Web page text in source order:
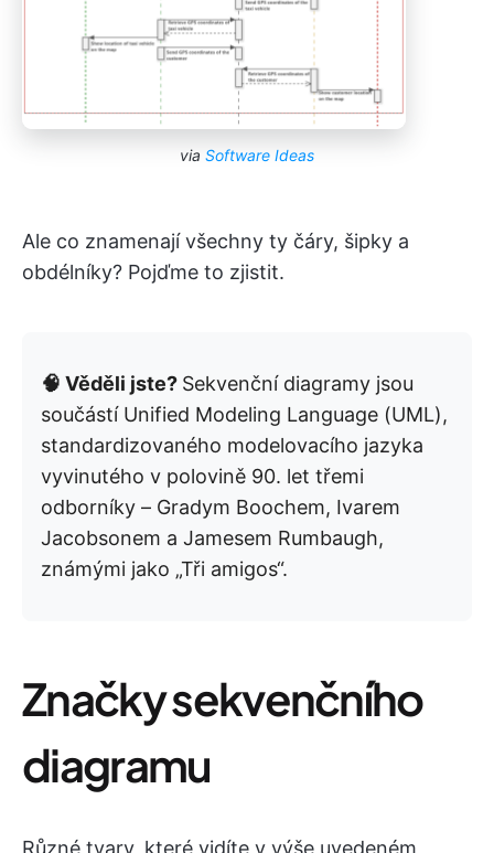
via Software Ideas
Ale co znamenají všechny ty čáry, šipky a
obdélníky? Pojďme to zjistit.
🧠 Věděli jste? Sekvenční diagramy jsou
součástí Unified Modeling Language (UML),
standardizovaného modelovacího jazyka
vyvinutého v polovině 90. let třemi
odborníky – Gradym Boochem, Ivarem
Jacobsonem a Jamesem Rumbaugh,
známými jako „Tři amigos“.
Značky sekvenčního
diagramu
Různé tvary, které vidíte v výše uvedeném